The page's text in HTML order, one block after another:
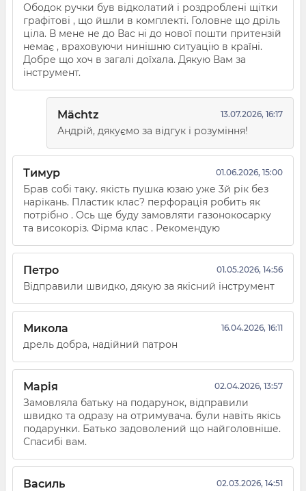
Ободок ручки був відколатий і роздроблені щітки
графітові , що йшли в комплекті. Головне що дріль
ціла. В мене не до Вас ні до нової пошти притензій
немає , враховуючи нинішню ситуацію в країні.
Добре що хоч в загалі доїхала. Дякую Вам за
інструмент.
Mächtz 13.07.2026, 16:17
Андрій, дякуємо за відгук і розуміння!
Тимур 01.06.2026, 15:00
Брав собі таку. якість пушка юзаю уже 3й рік без
нарікань. Плаcтик клас? перфорація робить як
потрібно . Ось ще буду замовляти газонокосарку
та високоріз. Фірма клас . Рекомендую
Петро 01.05.2026, 14:56
Відправили швидко, дякую за якісний інструмент
Микола 16.04.2026, 16:11
дрель добра, надійний патрон
Марія 02.04.2026, 13:57
Замовляла батьку на подарунок, відправили
швидко та одразу на отримувача. були навіть якісь
подарунки. Батько задоволений що найголовніше.
Спасибі вам.
Василь 02.03.2026, 14:51